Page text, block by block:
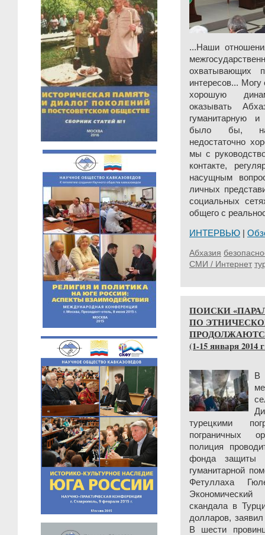
...Наши
охватывающих
интересов... Могу
хорошую
оказывать
гуманитарную
было бы,
недостаточно
мы с
контакте,
насущным
личных
социальных
общего с
ИНТЕРВЬЮ
Абхазия
СМИ / Интернет
ПОИСКИ
ПО
(1-15 января 2014
В
турецкими
пограничных
полиция
фонда защиты
гуманитарной
Фетуллаха
скандала в
долларов,
В шести